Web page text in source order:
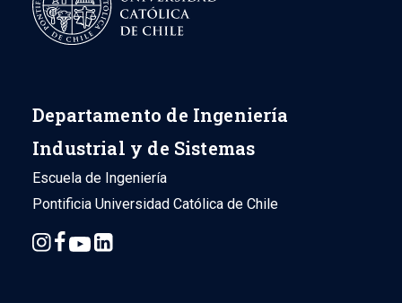
Departamento de Ingeniería
Industrial y de Sistemas
Escuela de Ingeniería
Pontificia Universidad Católica de Chile